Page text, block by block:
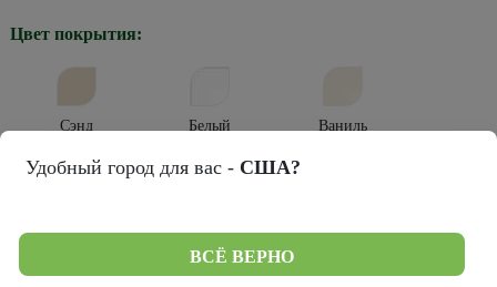
Цвет покрытия:
Сэнд Белый Ваниль
Тип покрытия:
Удобный город для вас - США?
ВСЁ ВЕРНО